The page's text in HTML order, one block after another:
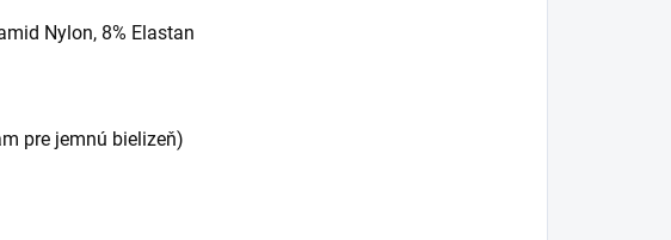
Nylon, 8% Elastan
pre jemnú bielizeň)